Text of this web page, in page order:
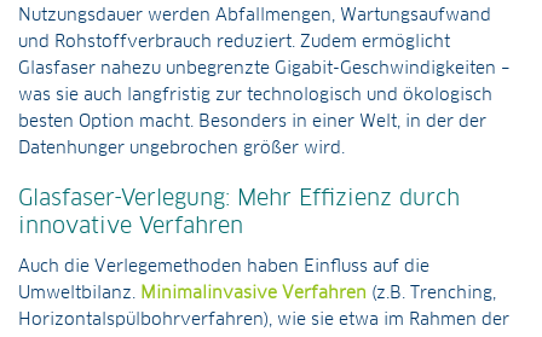
Nutzungsdauer werden Abfallmengen, Wartungsaufwand
und Rohstoffverbrauch reduziert. Zudem ermöglicht
Glasfaser nahezu unbegrenzte Gigabit-Geschwindigkeiten –
was sie auch langfristig zur technologisch und ökologisch
besten Option macht. Besonders in einer Welt, in der der
Datenhunger ungebrochen größer wird.
Glasfaser-Verlegung: Mehr Effizienz durch
innovative Verfahren
Auch die Verlegemethoden haben Einfluss auf die
Umweltbilanz. Minimalinvasive Verfahren (z.B. Trenching,
Horizontalspülbohrverfahren), wie sie etwa im Rahmen der